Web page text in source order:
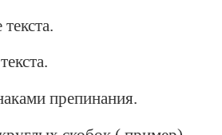
препинания.